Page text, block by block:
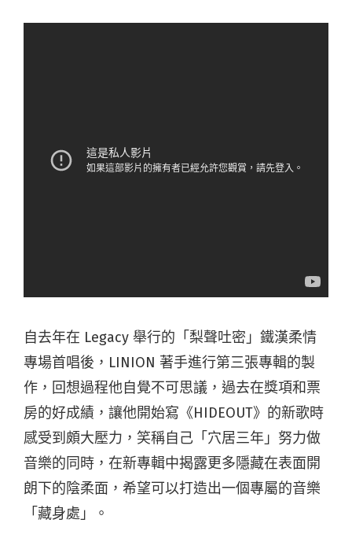
自去年在 Legacy 舉行的「梨聲吐密」鐵漢柔情
專場首唱後，LINION 著手進行第三張專輯的製
作，回想過程他自覺不可思議，過去在獎項和票
房的好成績，讓他開始寫《HIDEOUT》的新歌時
感受到頗大壓力，笑稱自己「穴居三年」努力做
音樂的同時，在新專輯中揭露更多隱藏在表面開
朗下的陰柔面，希望可以打造出一個專屬的音樂
「藏身處」。